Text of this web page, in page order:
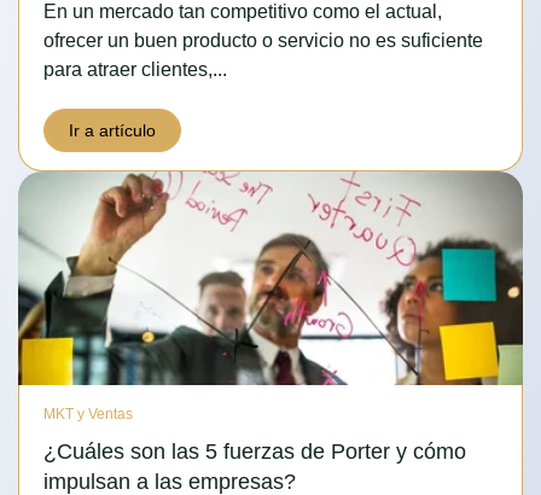
En un mercado tan competitivo como el actual,
ofrecer un buen producto o servicio no es suficiente
para atraer clientes,...
Ir a artículo
MKT y Ventas
¿Cuáles son las 5 fuerzas de Porter y cómo
impulsan a las empresas?